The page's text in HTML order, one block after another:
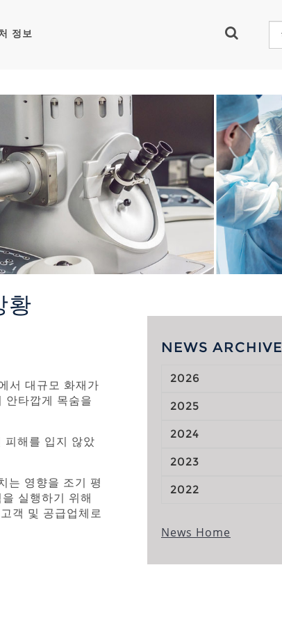
정보
황
서 대규모 화재가
안타깝게 목숨을
피해를 입지 않았
는 영향을 조기 평
실행하기 위해
객 및 공급업체로
NEWS ARCHIVE
2026
2025
2024
2023
2022
News Home